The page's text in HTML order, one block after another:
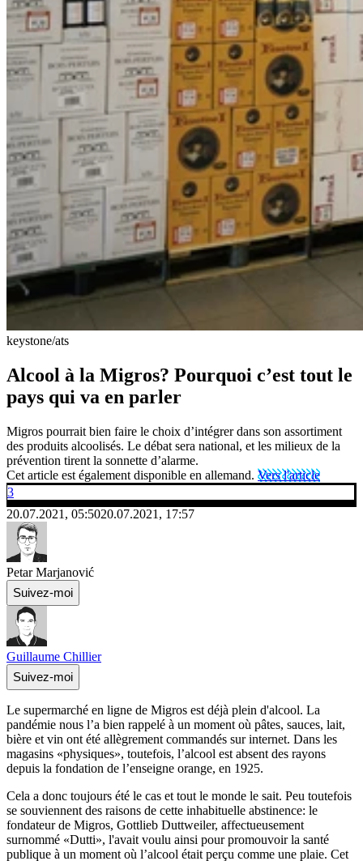
keystone/ats
Alcool à la Migros? Pourquoi c’est tout le
pays qui va en parler
Migros pourrait bien faire le choix d’intégrer dans son assortiment
des produits alcoolisés. Le débat sera national, et les milieux de la
prévention tirent la sonnette d’alarme.
Cet article est également disponible en allemand. Vers l'article
3
20.07.2021, 05:5020.07.2021, 17:57
Petar Marjanović
Suivez-moi
Guillaume Chillier
Suivez-moi
Le supermarché en ligne de Migros est déjà plein d'alcool. La
pandémie nous l’a bien rappelé à un moment où pâtes, sauces, lait,
bière et vin ont été allègrement commandés sur internet. Dans les
magasins «physiques», toutefois, l’alcool est absent des rayons
depuis la fondation de l’enseigne orange, en 1925.
Cela a donc toujours été le cas et tout le monde le sait. Peu toutefois
se souviennent des raisons de cette inhabituelle abstinence: le
fondateur de Migros, Gottlieb Duttweiler, affectueusement
surnommé «Dutti», l'avait voulu ainsi pour promouvoir la santé
publique à un moment où l’alcool était perçu comme une plaie. Cet